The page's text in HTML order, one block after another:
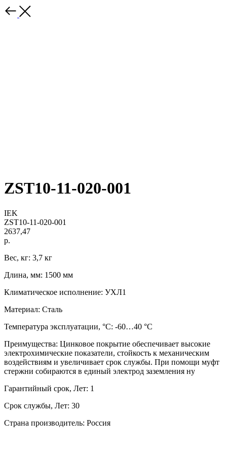
ZST10-11-020-001
IEK
ZST10-11-020-001
2637,47
р.
Вес, кг: 3,7 кг
Длина, мм: 1500 мм
Климатическое исполнение: УХЛ1
Материал: Сталь
Температура эксплуатации, °C: -60…40 °C
Преимущества: Цинковое покрытие обеспечивает высокие
электрохимические показатели, стойкость к механическим
воздействиям и увеличивает срок службы. При помощи муфт
стержни собираются в единый электрод заземления ну
Гарантийный срок, Лет: 1
Срок службы, Лет: 30
Страна производитель: Россия